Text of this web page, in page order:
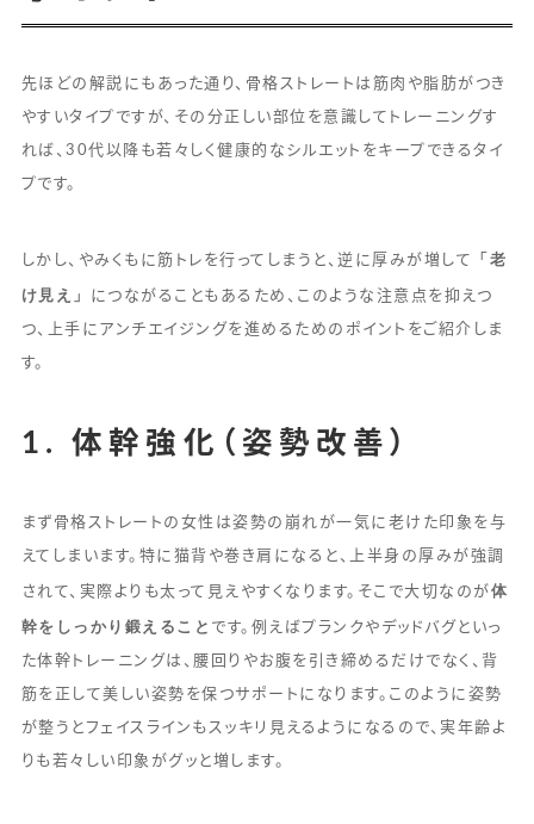
先ほどの解説にもあった通り、骨格ストレートは筋肉や脂肪がつき
やすいタイプですが、その分正しい部位を意識してトレーニングす
れば、30代以降も若々しく健康的なシルエットをキープできるタイ
プです。
しかし、やみくもに筋トレを行ってしまうと、逆に厚みが増して
「老
け見え」
につながることもあるため、このような注意点を抑えつ
つ、上手にアンチエイジングを進めるためのポイントをご紹介しま
す。
1. 体幹強化（姿勢改善）
まず骨格ストレートの女性は姿勢の崩れが一気に老けた印象を与
えてしまいます。特に猫背や巻き肩になると、上半身の厚みが強調
されて、実際よりも太って見えやすくなります。そこで大切なのが体
幹をしっかり鍛えること です。例えばプランクやデッドバグといっ
た体幹トレーニングは、腰回りやお腹を引き締めるだけでなく、背
筋を正して美しい姿勢を保つサポートになります。このように姿勢
が整うとフェイスラインもスッキリ見えるようになるので、実年齢よ
りも若々しい印象がグッと増します。